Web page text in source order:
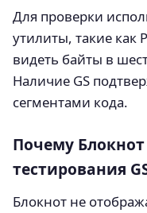
Для проверки
утилиты, такие как
видеть байты в
Наличие GS
сегментами кода.
Почему
тестирования
Блокнот не